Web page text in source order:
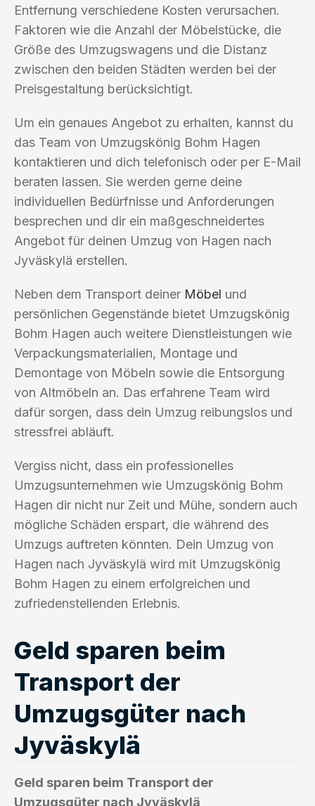
Entfernung verschiedene Kosten verursachen.
Faktoren wie die Anzahl der Möbelstücke, die
Größe des Umzugswagens und die Distanz
zwischen den beiden Städten werden bei der
Preisgestaltung berücksichtigt.
Um ein genaues Angebot zu erhalten, kannst du
das Team von Umzugskönig Bohm Hagen
kontaktieren und dich telefonisch oder per E-Mail
beraten lassen. Sie werden gerne deine
individuellen Bedürfnisse und Anforderungen
besprechen und dir ein maßgeschneidertes
Angebot für deinen Umzug von Hagen nach
Jyväskylä erstellen.
Neben dem Transport deiner Möbel und
persönlichen Gegenstände bietet Umzugskönig
Bohm Hagen auch weitere Dienstleistungen wie
Verpackungsmaterialien, Montage und
Demontage von Möbeln sowie die Entsorgung
von Altmöbeln an. Das erfahrene Team wird
dafür sorgen, dass dein Umzug reibungslos und
stressfrei abläuft.
Vergiss nicht, dass ein professionelles
Umzugsunternehmen wie Umzugskönig Bohm
Hagen dir nicht nur Zeit und Mühe, sondern auch
mögliche Schäden erspart, die während des
Umzugs auftreten könnten. Dein Umzug von
Hagen nach Jyväskylä wird mit Umzugskönig
Bohm Hagen zu einem erfolgreichen und
zufriedenstellenden Erlebnis.
Geld sparen beim
Transport der
Umzugsgüter nach
Jyväskylä
Geld sparen beim Transport der
Umzugsgüter nach Jyväskylä